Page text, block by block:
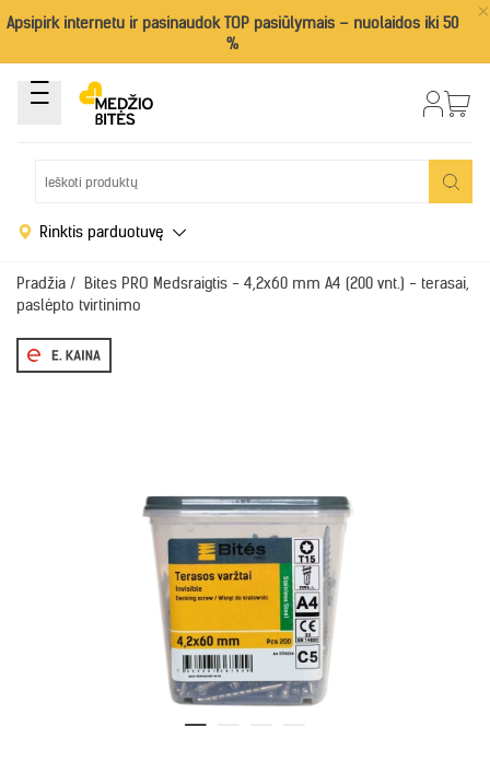
×
Apsipirk internetu ir pasinaudok TOP pasiūlymais – nuolaidos iki 50
%
Rinktis parduotuvę
Pradžia / Bites PRO Medsraigtis - 4,2x60 mm A4 (200 vnt.) - terasai,
paslėpto tvirtinimo